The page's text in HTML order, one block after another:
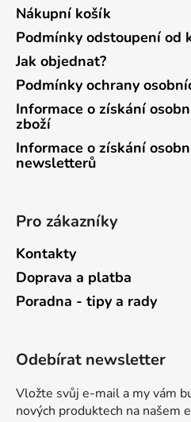
Nákupní košík
Podmínky odstoupení od
Jak objednat?
Podmínky ochrany
Informace o získání
zboží
Informace o získání
newsletterů
Pro zákazníky
Kontakty
Doprava a platba
Poradna - tipy a rady
Odebírat newsletter
Vložte svůj e-mail a my vám
nových produktech na našem